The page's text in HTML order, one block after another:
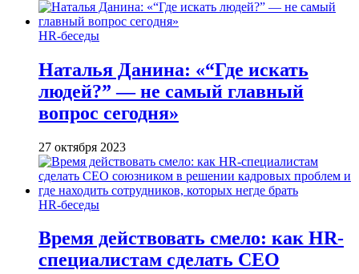
HR-беседы
Наталья Данина: «“Где искать
людей?” — не самый главный
вопрос сегодня»
27 октября 2023
HR-беседы
Время действовать смело: как HR-
специалистам сделать CEO